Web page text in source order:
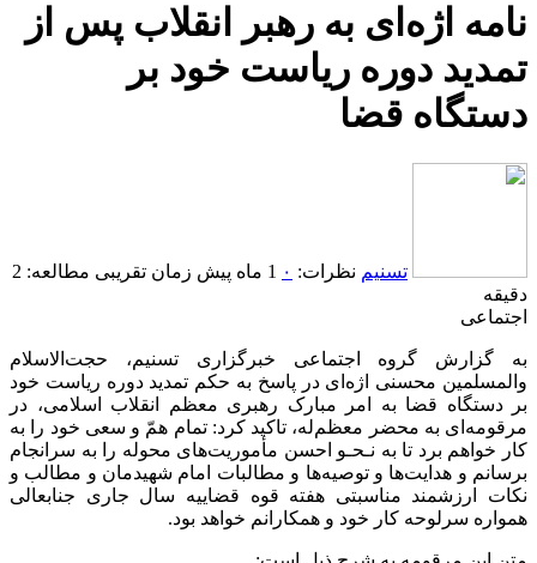
نامه اژه‌ای به رهبر انقلاب پس از
تمدید دوره ریاست خود بر
دستگاه قضا
تسنیم نظرات: ۰ 1 ماه پیش
زمان تقریبی مطالعه: 2
دقیقه
اجتماعی
به گزارش گروه اجتماعی خبرگزاری تسنیم، حجت‌الاسلام
والمسلمین محسنی اژه‌ای در پاسخ به حکم تمدید دوره ریاست خود
بر دستگاه قضا به امر مبارک رهبری معظم انقلاب اسلامی، در
مرقومه‌ای به محضر معظم‌له، تاکید کرد: تمام همّ و سعی خود را به
کار خواهم برد تا به نـحـو احسن مأموریت‌های محوله را به سرانجام
برسانم و هدایت‌ها و توصیه‌ها و مطالبات امام شهیدمان و مطالب و
نکات ارزشمند مناسبتی هفته قوه قضاییه سال جاری جنابعالی
همواره سرلوحه کار خود و همکارانم خواهد بود.